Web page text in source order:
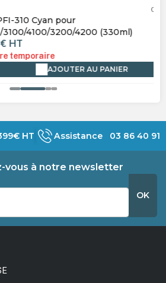
pour
3200/4200 (330ml)
AJOUTER AU PANIER
HT Assistance 03 86 40 91
vous à notre newsletter
OK